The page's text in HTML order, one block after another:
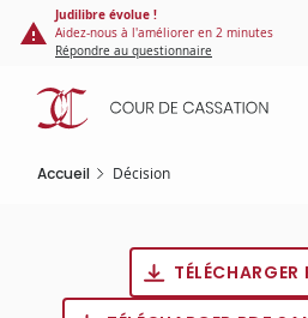
Panneau de gestion des cookies
contenu
principal
Judilibre évolue !
Aidez-nous à l'améliorer en 2 minutes
Répondre au questionnaire
Accueil Décision
TÉLÉCHARGER